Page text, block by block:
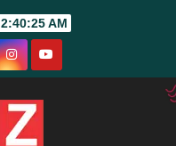
2:40:26 AM